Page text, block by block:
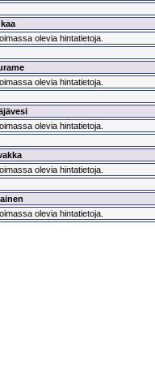
olevia hintatietoja.
olevia hintatietoja.
olevia hintatietoja.
olevia hintatietoja.
olevia hintatietoja.